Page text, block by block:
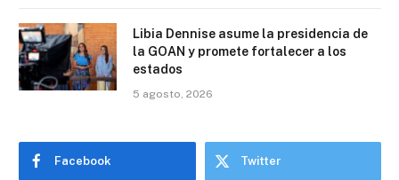
Libia Dennise asume la presidencia de
la GOAN y promete fortalecer a los
estados
5 agosto, 2026
Facebook Twitter